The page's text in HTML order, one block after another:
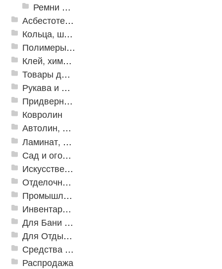
Ремни приводные
Асбестотехнические и теплоизоляционные материалы
Кольца, шайбы, манжеты
Полимеры и пластики
Клей, химия, сопутствующие товары
Товары для дома
Рукава и шланги промышленные
Придверные решетки
Ковролин
Автолин, Транслин, Линолеум
Ламинат, Кварцвиниловая плитка SPC
Сад и огород
Искусственная трава
Отделочные профили
Промышленный текстиль
Инвентарь для клининга
Для Бани и Сауны
Для Отдыха и Пикника
Средства от насекомых и садовых вредителей
Распродажа